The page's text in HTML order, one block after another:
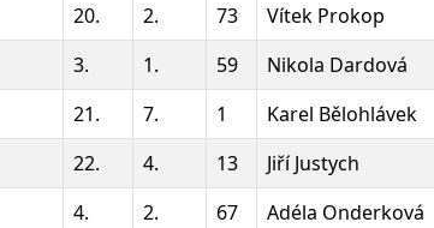
20. 2. 73 Vítek Prokop
3. 1. 59 Nikola Dardová
21. 7. 1 Karel Bělohlávek
22. 4. 13 Jiří Justych
4. 2. 67 Adéla Onderková